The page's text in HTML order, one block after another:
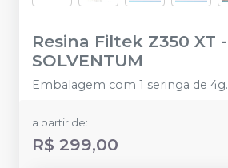
Resina Filtek Z350 XT -
SOLVENTUM
Embalagem com 1 seringa de 4g.
a partir de:
R$ 299,00